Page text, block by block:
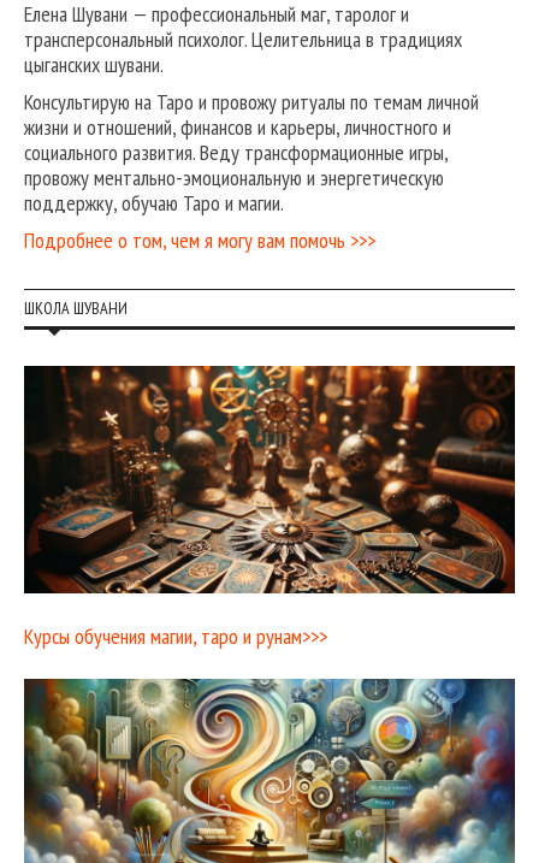
Елена Шувани — профессиональный маг, таролог и
трансперсональный психолог. Целительница в традициях
цыганских шувани.
Консультирую на Таро и провожу ритуалы по темам личной
жизни и отношений, финансов и карьеры, личностного и
социального развития. Веду трансформационные игры,
провожу ментально-эмоциональную и энергетическую
поддержку, обучаю Таро и магии.
Подробнее о том, чем я могу вам помочь >>>
ШКОЛА ШУВАНИ
Курсы обучения магии, таро и рунам>>>